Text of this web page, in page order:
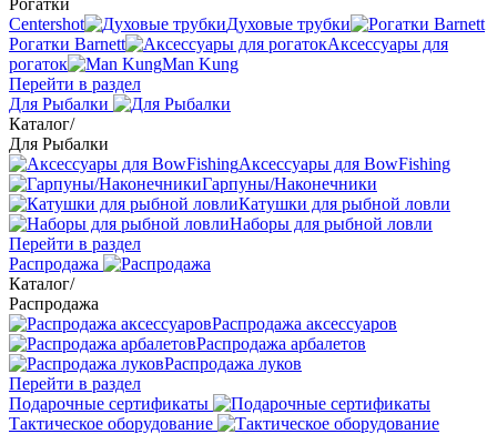
Рогатки
Centershot
Духовые трубки
Рогатки Barnett
Аксессуары для
рогаток
Man Kung
Перейти в раздел
Для Рыбалки
Каталог/
Для Рыбалки
Аксессуары для BowFishing
Гарпуны/Наконечники
Катушки для рыбной ловли
Наборы для рыбной ловли
Перейти в раздел
Распродажа
Каталог/
Распродажа
Распродажа аксессуаров
Распродажа арбалетов
Распродажа луков
Перейти в раздел
Подарочные сертификаты
Тактическое оборудование